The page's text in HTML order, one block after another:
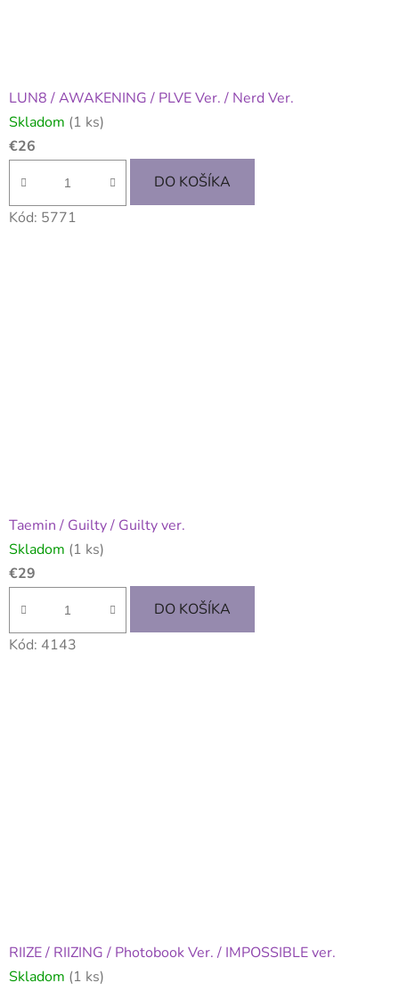
LUN8 / AWAKENING / PLVE Ver. / Nerd Ver.
Skladom (1 ks)
€26
DO KOŠÍKA
Kód: 5771
Taemin / Guilty / Guilty ver.
Skladom (1 ks)
€29
DO KOŠÍKA
Kód: 4143
RIIZE / RIIZING / Photobook Ver. / IMPOSSIBLE ver.
Skladom (1 ks)